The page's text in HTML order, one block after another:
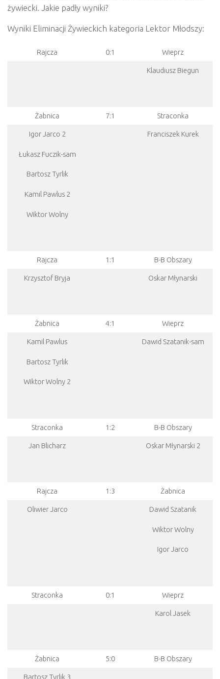
żywiecki. Jakie padły wyniki?
Wyniki Eliminacji Żywieckich kategoria Lektor Młodszy:
Rajcza 0:1 Wieprz
Klaudiusz Biegun
Żabnica 7:1 Straconka
Igor Jarco 2
Łukasz Fuczik-sam
Bartosz Tyrlik
Kamil Pawlus 2
Wiktor Wolny
Franciszek Kurek
Rajcza 1:1 B-B Obszary
Krzysztof Bryja Oskar Młynarski
Żabnica 4:1 Wieprz
Kamil Pawlus
Bartosz Tyrlik
Wiktor Wolny 2
Dawid Szatanik-sam
Straconka 1:2 B-B Obszary
Jan Blicharz Oskar Młynarski 2
Rajcza 1:3 Żabnica
Oliwier Jarco Dawid Szatanik
Wiktor Wolny
Igor Jarco
Straconka 0:1 Wieprz
Karol Jasek
Żabnica 5:0 B-B Obszary
Bartosz Tyrlik 3